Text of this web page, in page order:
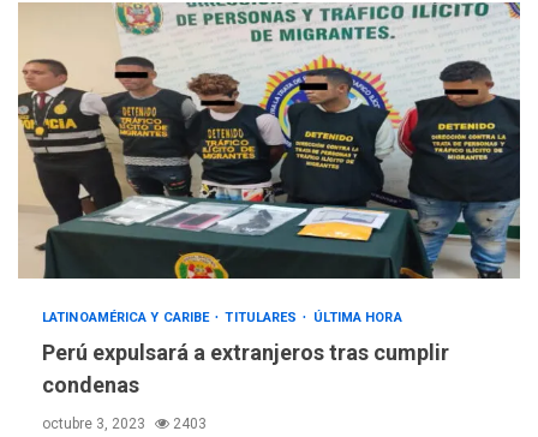
LATINOAMÉRICA Y CARIBE TITULARES ÚLTIMA HORA
Perú expulsará a extranjeros tras cumplir
condenas
octubre 3, 2023 2403